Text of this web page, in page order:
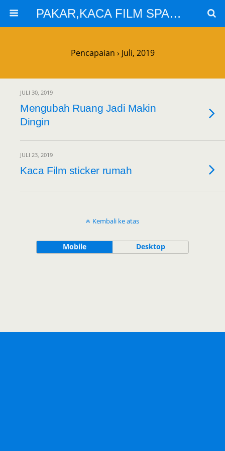
PAKAR,KACA FILM SPARTA,KACA FILM SOLARGARD
Pencapaian › Juli, 2019
JULI 30, 2019
Mengubah Ruang Jadi Makin
Dingin
JULI 23, 2019
Kaca Film sticker rumah
Kembali ke atas
Mobile Desktop